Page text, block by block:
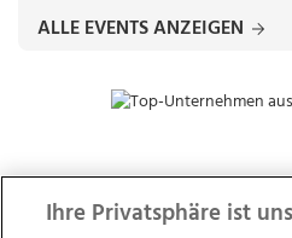
ALLE EVENTS ANZEIGEN
ZUR
Ihre Privatsphäre ist